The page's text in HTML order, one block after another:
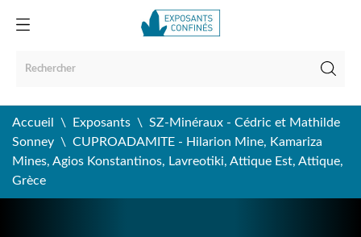
Accueil Exposants
SZ-Minéraux - Cédric et Mathilde
Sonney
CUPROADAMITE - Hilarion Mine, Kamariza
Mines, Agios Konstantinos, Lavreotiki, Attique Est, Attique,
Grèce